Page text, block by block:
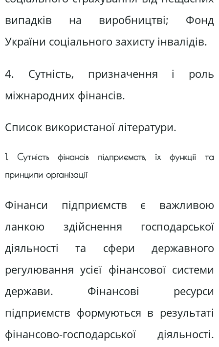
випадків на виробництві; Фонд
України соціального захисту інвалідів.
4. Сутність, призначення і роль
міжнародних фінансів.
Список використаної літератури.
1. Сутність фінансів підприємств, їх функції та
принципи організації
Фінанси підприємств є важливою
ланкою здійснення господарської
діяльності та сфери державного
регулювання усієї фінансової системи
держави. Фінансові ресурси
підприємств формуються в результаті
фінансово-господарської діяльності.